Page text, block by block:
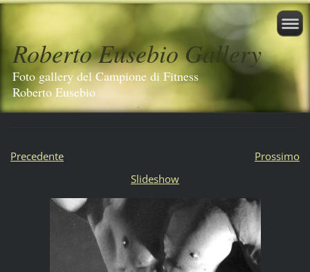
Roberto Eusebio Gallery
Foto gallery del Campione di Fitness
Roberto Eusebio
Precedente
Prossimo
Slideshow